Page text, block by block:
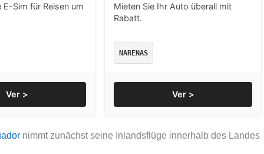
E-Sim für Reisen um
Ver >
Mieten Sie Ihr Auto überall mit
Rabatt.
NARENAS
Ver >
nimmt zunächst seine Inlandsflüge innerhalb des Landes